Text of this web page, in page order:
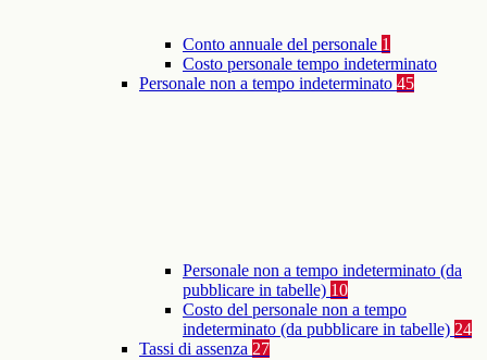
Conto annuale del personale 1
Costo personale tempo indeterminato
Personale non a tempo indeterminato 45
Personale non a tempo indeterminato (da
pubblicare in tabelle) 10
Costo del personale non a tempo
indeterminato (da pubblicare in tabelle) 24
Tassi di assenza 27